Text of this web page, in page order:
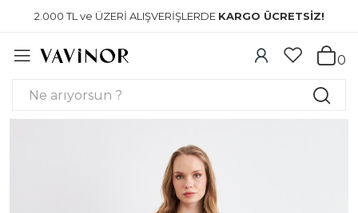
2.000 TL ve ÜZERİ ALIŞVERİŞLERDE KARGO ÜCRETSİZ!
0